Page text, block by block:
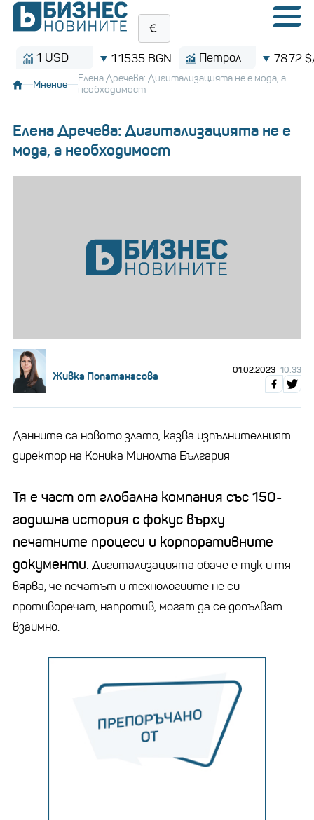
1 USD 1.1535 BGN Петрол 78.72 $/
Мнение
Елена Дречева: Дигитализацията не е мода, а
необходимост
Елена Дречева: Дигитализацията не е
мода, а необходимост
Живка Попатанасова 01.02.2023 10:33
Данните са новото злато, казва изпълнителният
директор на Коника Минолта България
Тя е част от глобална компания със 150-
годишна история с фокус върху
печатните процеси и корпоративните
документи. Дигитализацията обаче е тук и тя
вярва, че печатът и технологиите не си
противоречат, напротив, могат да се допълват
взаимно.